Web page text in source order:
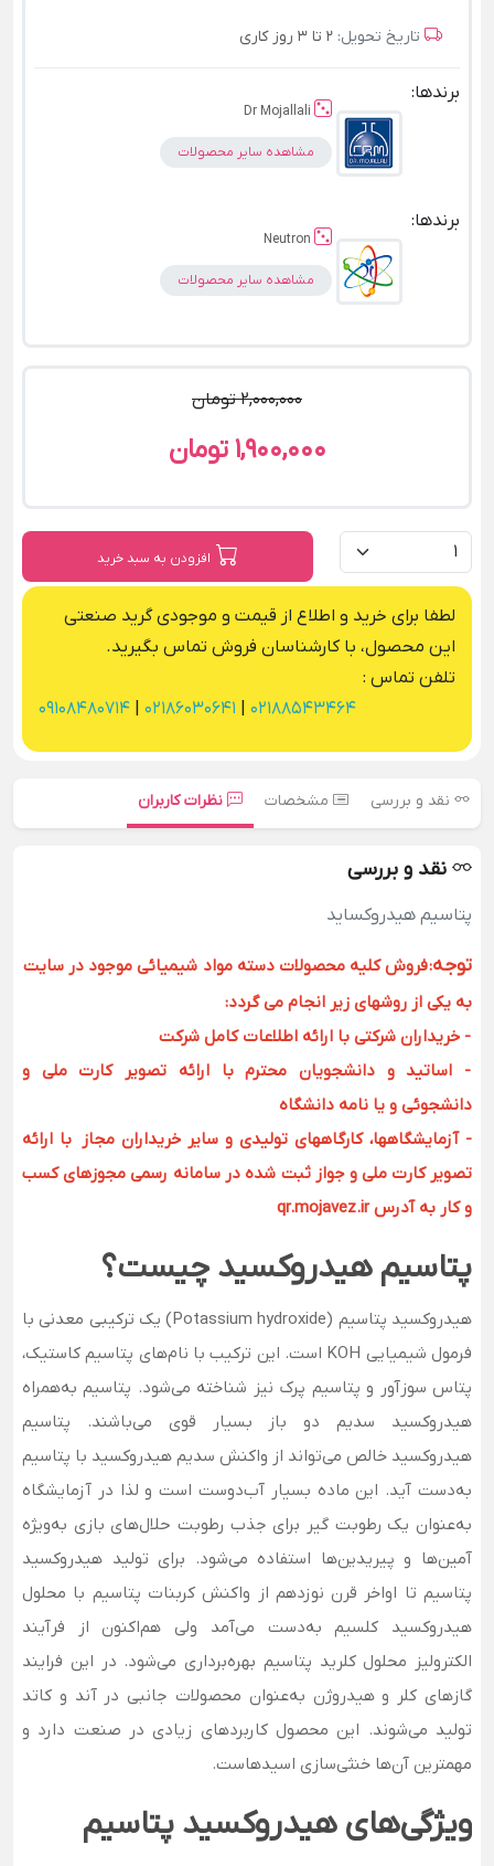
تاریخ تحویل: 2 تا 3 روز کاری
برندها:
Dr Mojallali
مشاهده سایر محصولات
برندها:
Neutron
مشاهده سایر محصولات
2,000,000 تومان
1,900,000 تومان
افزودن به سبد خرید
لطفا برای خرید و اطلاع از قیمت و موجودی گرید صنعتی
این محصول، با کارشناسان فروش تماس بگیرید.
تلفن تماس :
02188543464
02186030641
09108480714
نقد و بررسی مشخصات نظرات کاربران
نقد و بررسی
پتاسیم هیدروکساید
توجه:فروش کلیه محصولات دسته مواد شیمیائی موجود در سایت
به یکی از روشهای زیر انجام می گردد:
- خریداران شرکتی با ارائه اطلاعات کامل شرکت
- اساتید و دانشجویان محترم با ارائه تصویر کارت ملی و
دانشجوئی و یا نامه دانشگاه
- آزمایشگاهها، کارگاههای تولیدی و سایر خریداران مجاز با ارائه
تصویر کارت ملی و جواز ثبت شده در سامانه رسمی مجوزهای کسب
و کار به آدرس qr.mojavez.ir
پتاسیم هیدروکسید چیست؟
هیدروکسید پتاسیم (Potassium hydroxide) یک ترکیبی معدنی با
فرمول شیمیایی KOH است. این ترکیب با نام‌های پتاسیم کاستیک،
پتاس سوزآور و پتاسیم پرک نیز شناخته می‌شود. پتاسیم به‌همراه
هیدروکسید سدیم دو باز بسیار قوی می‌باشند. پتاسیم
هیدروکسید خالص می‌تواند از واکنش سدیم هیدروکسید با پتاسیم
به‌دست آید. این ماده بسیار آب‌دوست است و لذا در آزمایشگاه
به‌عنوان یک رطوبت گیر برای جذب رطوبت حلال‌های بازی به‌ویژه
آمین‌ها و پیریدین‌ها استفاده می‌شود. برای تولید هیدروکسید
پتاسیم تا اواخر قرن نوزدهم از واکنش کربنات پتاسیم با محلول
هیدروکسید کلسیم به‌دست می‌آمد ولی هم‌اکنون از فرآیند
الکترولیز محلول کلرید پتاسیم بهره‌برداری می‌شود. در این فرایند
گازهای کلر و هیدروژن به‌عنوان محصولات جانبی در آند و کاتد
تولید می‌شوند. این محصول کاربردهای زیادی در صنعت دارد و
مهمترین آن‌ها خنثی‌سازی اسیدهاست.
ویژگی‌های هیدروکسید پتاسیم